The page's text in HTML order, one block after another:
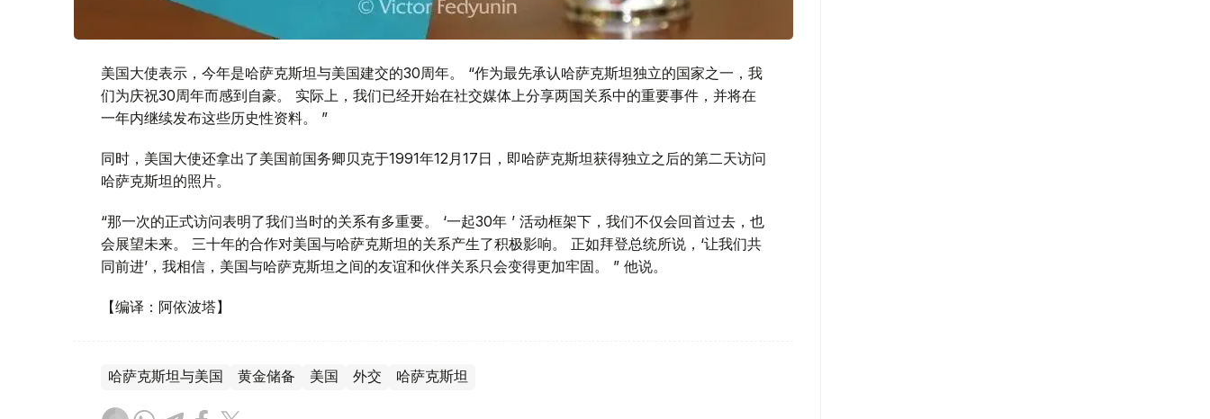
美国大使表示，今年是哈萨克斯坦与美国建交的30周年。 “作为最先承认哈萨克斯坦独立的国家之一，我
们为庆祝30周年而感到自豪。 实际上，我们已经开始在社交媒体上分享两国关系中的重要事件，并将在
一年内继续发布这些历史性资料。 ”
同时，美国大使还拿出了美国前国务卿贝克于1991年12月17日，即哈萨克斯坦获得独立之后的第二天访问
哈萨克斯坦的照片。
“那一次的正式访问表明了我们当时的关系有多重要。 ‘一起30年 ’ 活动框架下，我们不仅会回首过去，也
会展望未来。 三十年的合作对美国与哈萨克斯坦的关系产生了积极影响。 正如拜登总统所说，‘让我们共
同前进’，我相信，美国与哈萨克斯坦之间的友谊和伙伴关系只会变得更加牢固。 ” 他说。
【编译：阿依波塔】
哈萨克斯坦与美国 黄金储备 美国 外交 哈萨克斯坦